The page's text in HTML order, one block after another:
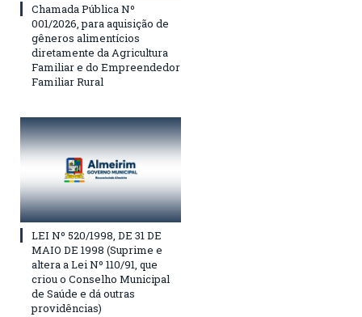
Chamada Pública Nº
001/2026, para aquisição de
gêneros alimentícios
diretamente da Agricultura
Familiar e do Empreendedor
Familiar Rural
LEI Nº 520/1998, DE 31 DE
MAIO DE 1998 (Suprime e
altera a Lei Nº 110/91, que
criou o Conselho Municipal
de Saúde e dá outras
providências)